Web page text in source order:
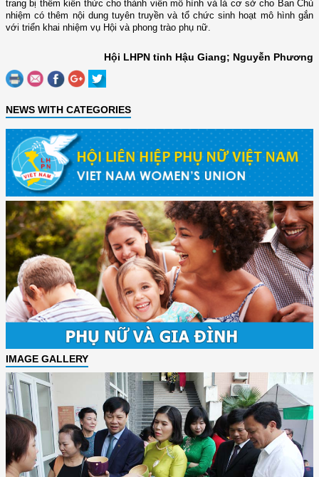
trang bị thêm kiến thức cho thành viên mô hình và là cơ sở cho Ban Chủ
nhiệm có thêm nội dung tuyên truyền và tổ chức sinh hoạt mô hình gắn
với triển khai nhiệm vụ Hội và phong trào phụ nữ.
Hội LHPN tỉnh Hậu Giang; Nguyễn Phương
NEWS WITH CATEGORIES
IMAGE GALLERY